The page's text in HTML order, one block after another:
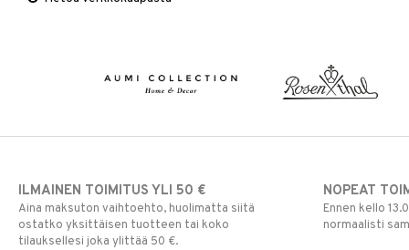
Vaasit
Lakanat & Tyynyliinat
Viltit & Peitteet
Ruukut
ILMAINEN TOIMITUS YLI 50 €
Aina maksuton vaihtoehto, huolimatta siitä
ostatko yksittäisen tuotteen tai koko
tilauksellesi joka ylittää 50 €.
NOPEAT
Ennen kello
normaalisti